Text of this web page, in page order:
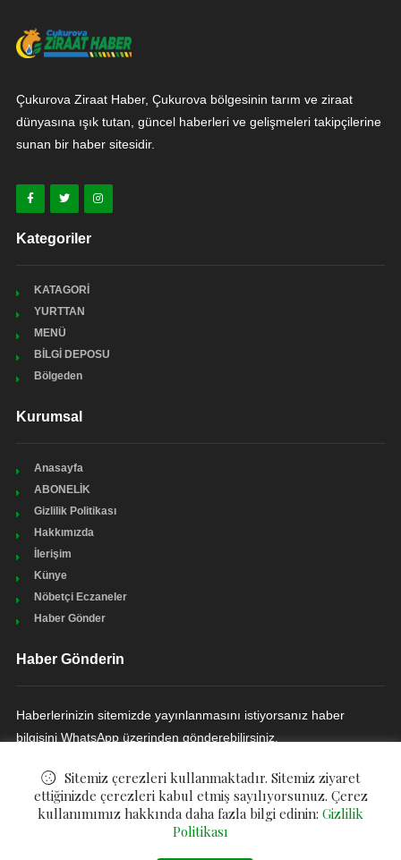
Çukurova Ziraat Haber, Çukurova bölgesinin tarım ve ziraat
dünyasına ışık tutan, güncel haberleri ve gelişmeleri takipçilerine
sunan bir haber sitesidir.
Kategoriler
KATAGORİ
YURTTAN
MENÜ
BİLGİ DEPOSU
Bölgeden
Kurumsal
Anasayfa
ABONELİK
Gizlilik Politikası
Hakkımızda
İlerişim
Künye
Nöbetçi Eczaneler
Haber Gönder
Haber Gönderin
Haberlerinizin sitemizde yayınlanmasını istiyorsanız haber
bilgisini WhatsApp üzerinden gönderebilirsiniz.
Sitemiz çerezleri kullanmaktadır. Sitemiz ziyaret
ettiğinizde çerezleri kabul etmiş sayılıyorsunuz. Çerez
kullanımımız hakkında daha fazla bilgi edinin: Gizlilik
Politikası